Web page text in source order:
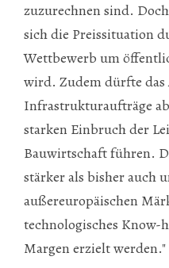
zuzurechnen sind.
sich die Preissituation
Wettbewerb um
wird. Zudem dürfte das
Infrastrukturaufträge ab
starken Einbruch der
Bauwirtschaft führen.
stärker als bisher auch
außereuropäischen
technologisches Know-
Margen erzielt werden."